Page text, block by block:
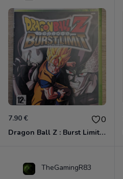
7.90 € 0
Dragon Ball Z : Burst Limit Xbox 360
TheGamingR83